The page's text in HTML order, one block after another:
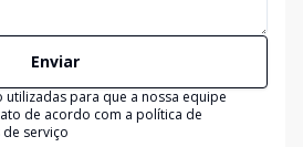
Enviar
utilizadas para que a nossa equipe
de acordo com a política de
serviço